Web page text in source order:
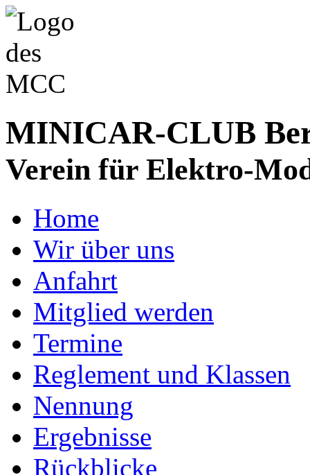
MINICAR-CLUB
Verein für Elektro-
Home
Wir über uns
Anfahrt
Mitglied werden
Termine
Reglement und Klassen
Nennung
Ergebnisse
Rückblicke